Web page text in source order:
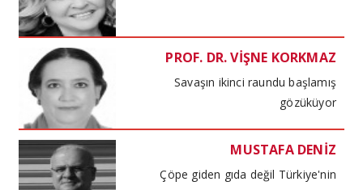
PROF. DR. VİŞNE KORKMAZ
Savaşın ikinci raundu başlamış
gözüküyor
MUSTAFA DENİZ
Çöpe giden gıda değil Türkiye'nin